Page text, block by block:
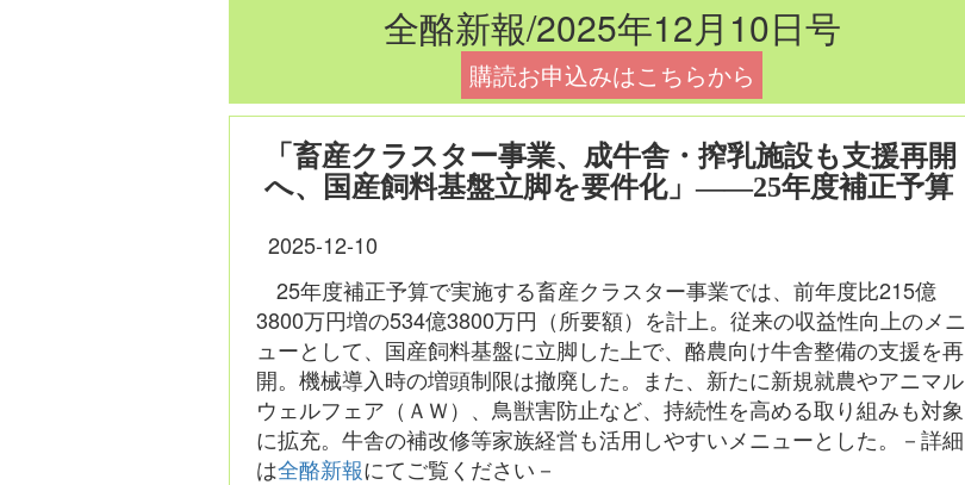
全酪新報/2025年12月10日号
購読お申込みはこちらから
「畜産クラスター事業、成牛舎・搾乳施設も支援再開
へ、国産飼料基盤立脚を要件化」――25年度補正予算
2025-12-10
25年度補正予算で実施する畜産クラスター事業では、前年度比215億
3800万円増の534億3800万円（所要額）を計上。従来の収益性向上のメニ
ューとして、国産飼料基盤に立脚した上で、酪農向け牛舎整備の支援を再
開。機械導入時の増頭制限は撤廃した。また、新たに新規就農やアニマル
ウェルフェア（ＡＷ）、鳥獣害防止など、持続性を高める取り組みも対象
に拡充。牛舎の補改修等家族経営も活用しやすいメニューとした。－詳細
は全酪新報にてご覧ください－